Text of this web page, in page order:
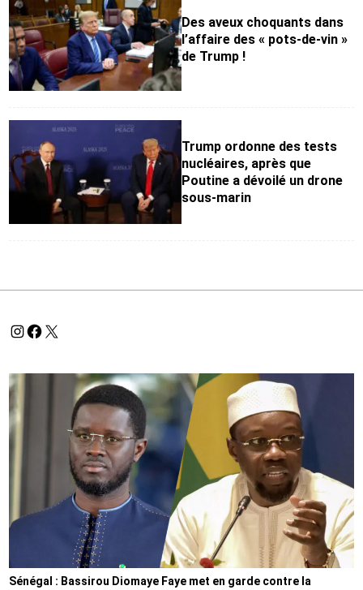
Des aveux choquants dans
l’affaire des « pots-de-vin »
de Trump !
Trump ordonne des tests
nucléaires, après que
Poutine a dévoilé un drone
sous-marin
Sénégal : Bassirou Diomaye Faye met en garde contre la